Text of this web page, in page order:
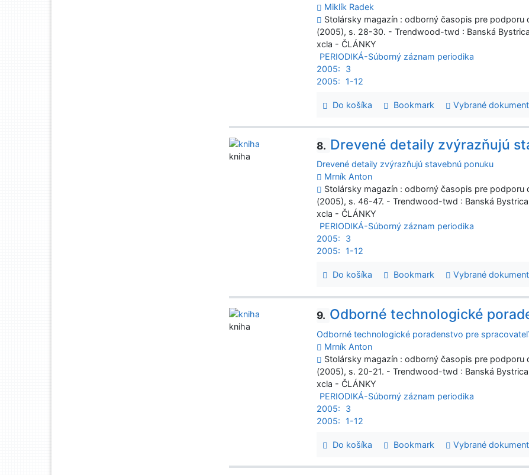
Miklík Radek
Stolársky magazín : odborný časopis pre
(2005), s. 28-30. - Trendwood-twd : Banská Bystrica
xcla - ČLÁNKY
PERIODIKÁ-Súborný záznam periodika
2005:
3
2005:
1-12
Do košíka Bookmark Vybrané
8. Drevené detaily zvýrazňujú
Drevené detaily zvýrazňujú stavebnú ponuku
Mrník Anton
Stolársky magazín : odborný časopis pre
(2005), s. 46-47. - Trendwood-twd : Banská Bystrica
xcla - ČLÁNKY
PERIODIKÁ-Súborný záznam periodika
2005:
3
2005:
1-12
Do košíka Bookmark Vybrané
kniha
9. Odborné technologické
Odborné technologické poradenstvo pre
Mrník Anton
Stolársky magazín : odborný časopis pre
(2005), s. 20-21. - Trendwood-twd : Banská Bystrica
xcla - ČLÁNKY
PERIODIKÁ-Súborný záznam periodika
2005:
3
2005:
1-12
Do košíka Bookmark Vybrané
kniha